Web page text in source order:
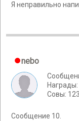
Я неправильно
nebo
Награды:
Cовы: 123
Сообщение 10.